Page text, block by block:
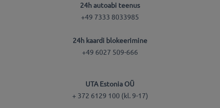
24h autoabi teenus
+49 7333 8033985
24h kaardi blokeerimine
+49 6027 509-666
UTA Estonia OÜ
+ 372 6129 100 (kl. 9-17)